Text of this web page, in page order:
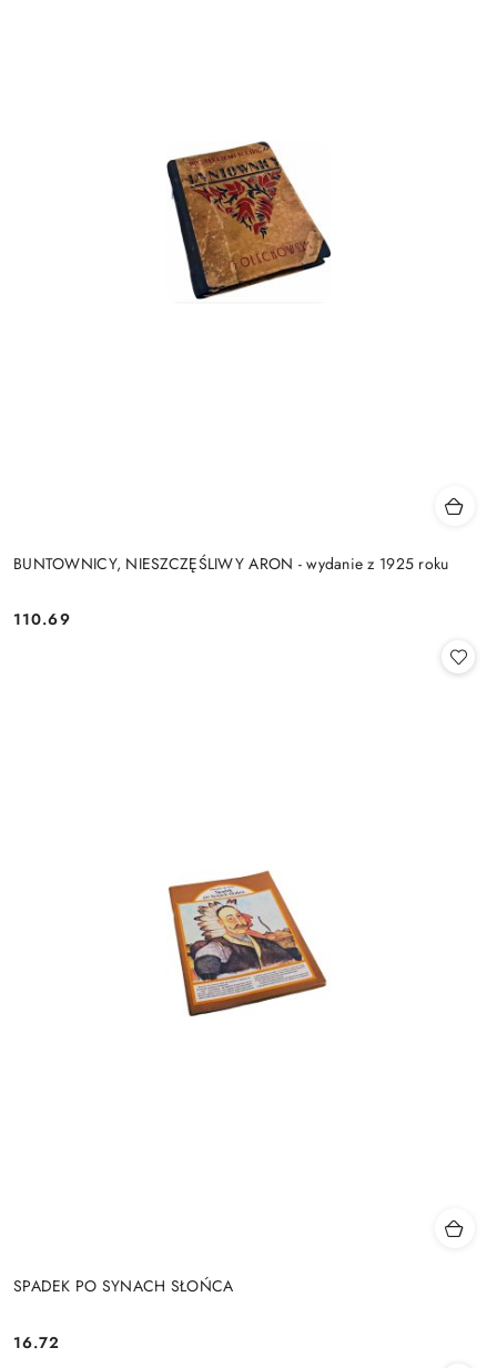
BUNTOWNICY, NIESZCZĘŚLIWY ARON - wydanie z 1925 roku
Cena:
110.69
SPADEK PO SYNACH SŁOŃCA
Cena:
16.72